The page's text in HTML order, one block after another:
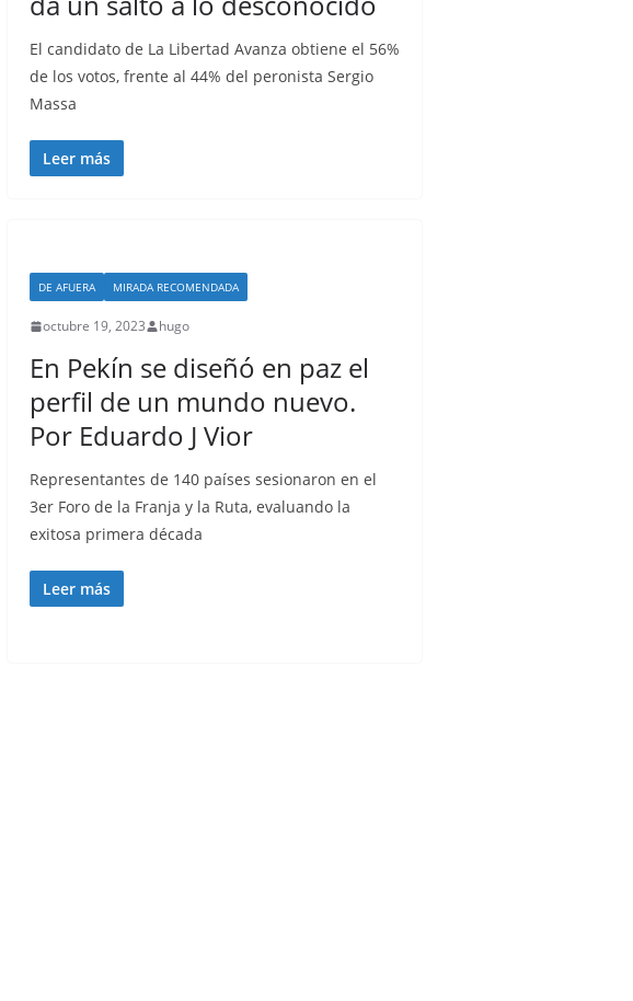
El candidato de La Libertad Avanza obtiene el 56%
de los votos, frente al 44% del peronista Sergio
Massa
Leer más
DE AFUERA MIRADA RECOMENDADA
octubre 19, 2023 hugo
En Pekín se diseñó en paz el
perfil de un mundo nuevo.
Por Eduardo J Vior
Representantes de 140 países sesionaron en el
3er Foro de la Franja y la Ruta, evaluando la
exitosa primera década
Leer más